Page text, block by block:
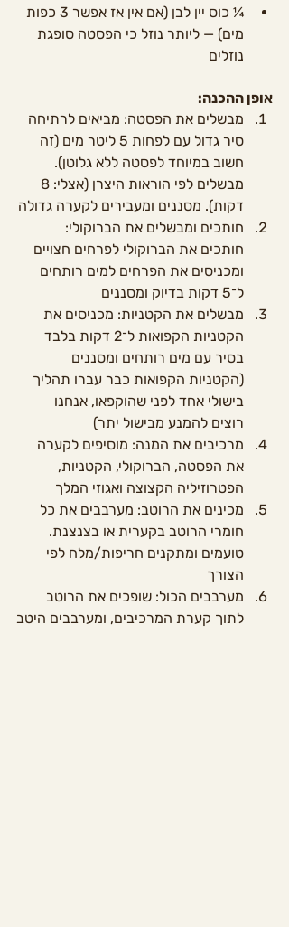
¼ כוס יין לבן (אם אין אז אפשר 3 כפות
מים) — ליותר נוזל כי הפסטה סופגת
נוזלים
אופן ההכנה:
מבשלים את הפסטה: מביאים לרתיחה
סיר גדול עם לפחות 5 ליטר מים (זה
חשוב במיוחד לפסטה ללא גלוטן).
דקות). מסננים ומעבירים לקערה גדולה
חותכים ומבשלים את הברוקולי:
חותכים את הברוקולי לפרחים חצויים
ומכניסים את הפרחים למים רותחים
ל־5 דקות בדיוק ומסננים
מבשלים את הקטניות: מכניסים את
הקטניות הקפואות ל־2 דקות בלבד
בסיר עם מים רותחים ומסננים
(הקטניות הקפואות כבר עברו תהליך
בישולי אחד לפני שהוקפאו, אנחנו
רוצים להמנע מבישול יתר)
מרכיבים את המנה: מוסיפים לקערה
את הפסטה, הברוקולי, הקטניות,
הפטרוזיליה הקצוצה ואגוזי המלך
מכינים את הרוטב: מערבבים את כל
חומרי הרוטב בקערית או בצנצנת.
טועמים ומתקנים חריפות/מלח לפי
הצורך
מערבבים הכול: שופכים את הרוטב
לתוך קערת המרכיבים, ומערבבים היטב